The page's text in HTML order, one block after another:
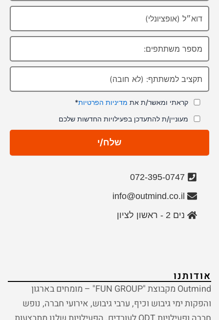
קראתי ומאשר/ת את מדיניות הפרטיות*
מעוניין/ת להתעדכן בפעילויות החדשות שלכם
שלח/י
072-395-0747
info@outmind.co.il
נים 2 - ראשון לציון
אודותנו
Outmind מקבוצת "FUN GROUP" – מומחים בארגון
והפקות ימי גיבוש וכיף, ערבי גיבוש, אירועי חברה, נופש